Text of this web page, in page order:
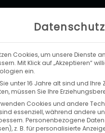
LEISTUNGEN
Geschäft
Cookies, um unsere Dienste
Mit Klick auf „Akzeptieren“
ein.
unter 16 Jahre alt sind und
müssen Sie Ihre
Cookies und andere
essenziell, während andere
Personenbezogene
z. B. für personalisierte